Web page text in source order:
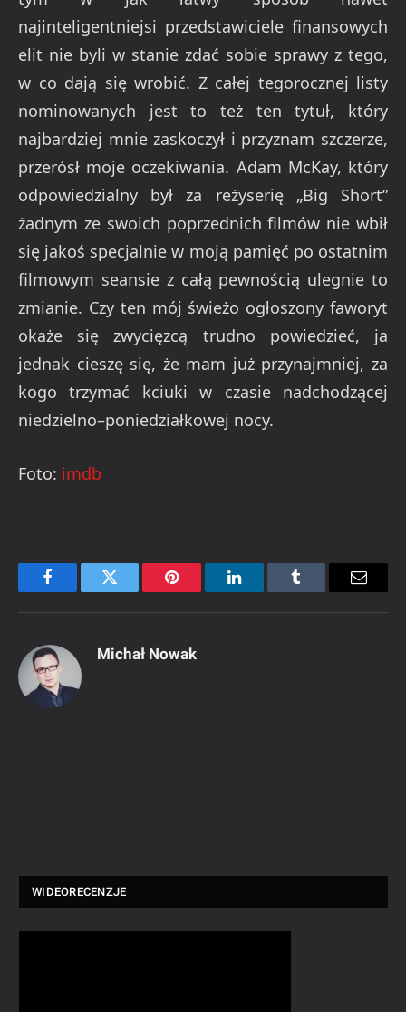
najinteligentniejsi przedstawiciele finansowych
elit nie byli w stanie zdać sobie sprawy z tego,
w co dają się wrobić. Z całej tegorocznej listy
nominowanych jest to też ten tytuł, który
najbardziej mnie zaskoczył i przyznam szczerze,
przerósł moje oczekiwania. Adam McKay, który
odpowiedzialny był za reżyserię „Big Short”
żadnym ze swoich poprzednich filmów nie wbił
się jakoś specjalnie w moją pamięć po ostatnim
filmowym seansie z całą pewnością ulegnie to
zmianie. Czy ten mój świeżo ogłoszony faworyt
okaże się zwycięzcą trudno powiedzieć, ja
jednak cieszę się, że mam już przynajmniej, za
kogo trzymać kciuki w czasie nadchodzącej
niedzielno–poniedziałkowej nocy.
Foto: imdb
FacebookTwitter Pinterest LinkedInTumblr Email
Michał Nowak
WIDEORECENZJE